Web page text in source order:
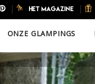
HET MAGAZINE
ONZE GLAMPINGS